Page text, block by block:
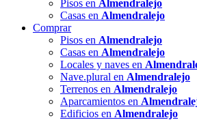
Pisos en Almendralejo
Casas en Almendralejo
Comprar
Pisos en Almendralejo
Casas en Almendralejo
Locales y naves en
Nave.plural en Almendralejo
Terrenos en Almendralejo
Aparcamientos en
Edificios en Almendralejo